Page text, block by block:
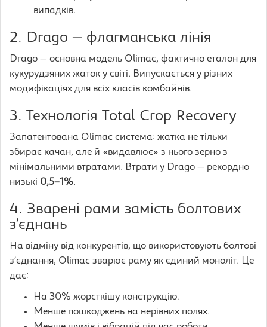
випадків.
2. Drago — флагманська лінія
Drago — основна модель Olimac, фактично еталон для
кукурудзяних жаток у світі. Випускається у різних
модифікаціях для всіх класів комбайнів.
3. Технологія Total Crop Recovery
Запатентована Olimac система: жатка не тільки
збирає качан, але й «видавлює» з нього зерно з
мінімальними втратами. Втрати у Drago — рекордно
низькі 0,5–1%.
4. Зварені рами замість болтових
з’єднань
На відміну від конкурентів, що використовують болтові
з’єднання, Olimac зварює раму як єдиний моноліт. Це
дає:
На 30% жорсткішу конструкцію.
Менше пошкоджень на нерівних полях.